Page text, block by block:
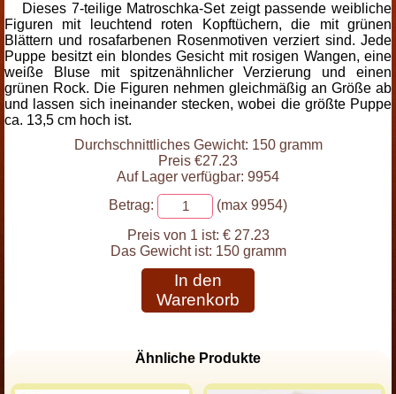
Dieses 7-teilige Matroschka-Set zeigt passende weibliche
Figuren mit leuchtend roten Kopftüchern, die mit grünen
Blättern und rosafarbenen Rosenmotiven verziert sind. Jede
Puppe besitzt ein blondes Gesicht mit rosigen Wangen, eine
weiße Bluse mit spitzenähnlicher Verzierung und einen
grünen Rock. Die Figuren nehmen gleichmäßig an Größe ab
und lassen sich ineinander stecken, wobei die größte Puppe
ca. 13,5 cm hoch ist.
Durchschnittliches Gewicht: 150 gramm
Preis €27.23
Auf Lager verfügbar: 9954
Betrag:
(max 9954)
Preis von 1 ist: € 27.23
Das Gewicht ist: 150 gramm
In den
Warenkorb
Ähnliche Produkte